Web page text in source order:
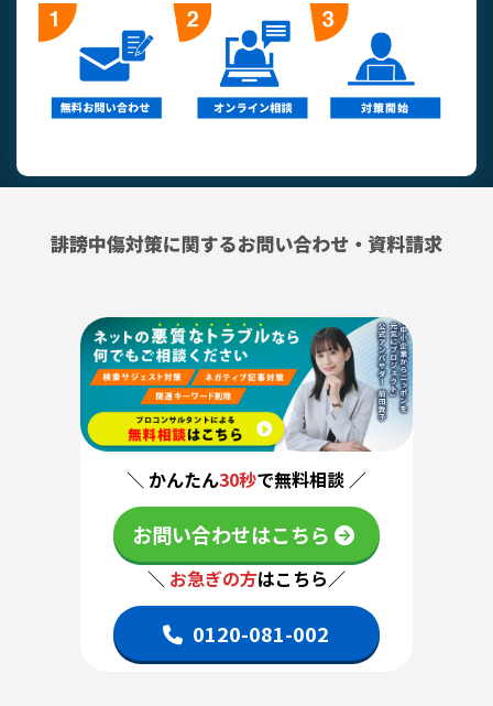
＼ かんたん30秒で無料相談 ／
お問い合わせはこちら
＼ お急ぎの方はこちら／
0120-081-002